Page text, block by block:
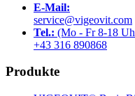
E-Mail:
service@vigeovit.com
Tel.: (Mo - Fr 8-18
+43 316 890868
Produkte